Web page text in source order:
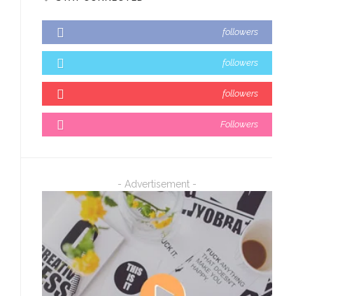
Perlindungan Anak Di Era Digital
TPA, Ajak DPRD Kawal Gerakan
followers
followers
followers
Followers
- Advertisement -